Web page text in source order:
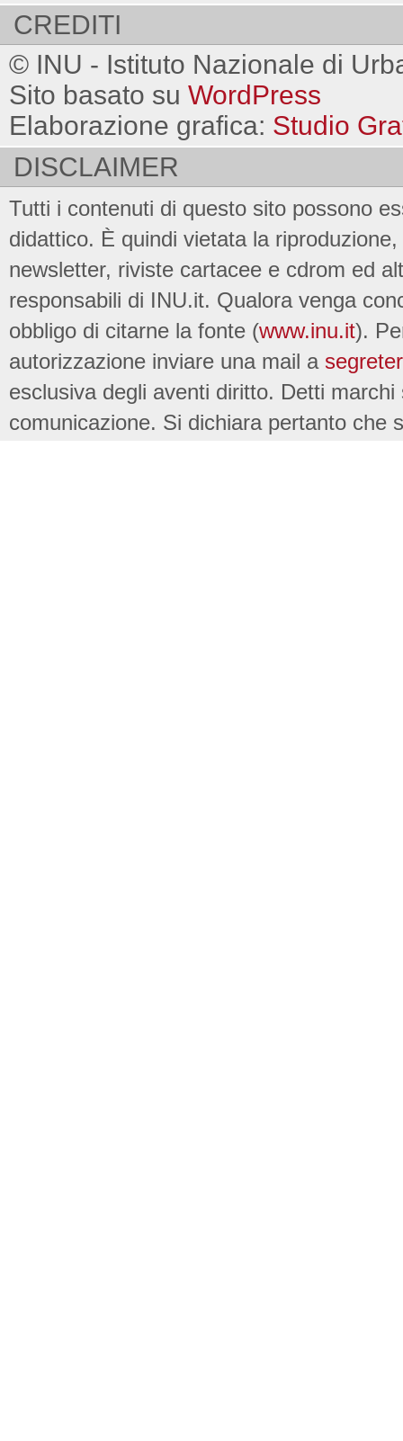
CREDITI
© INU - Istituto Nazionale di
Sito basato su WordPress
Elaborazione grafica: Studio
DISCLAIMER
Tutti i contenuti di questo sito possono
didattico. È quindi vietata la
newsletter, riviste cartacee e cdrom ed
responsabili di INU.it. Qualora venga
obbligo di citarne la fonte (www.inu.it).
autorizzazione inviare una mail a
esclusiva degli aventi diritto. Detti
comunicazione. Si dichiara pertanto che